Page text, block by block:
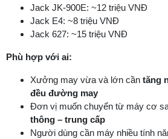
Jack JK-900E: ~12 triệu VNĐ
Jack E4: ~8 triệu VNĐ
Jack 627: ~15 triệu VNĐ
Phù hợp với ai:
Xưởng may vừa và lớn cần tăng
đều đường may
Đơn vị muốn chuyển từ máy cơ
thông – trung cấp
Người dùng cần máy nhiều tính